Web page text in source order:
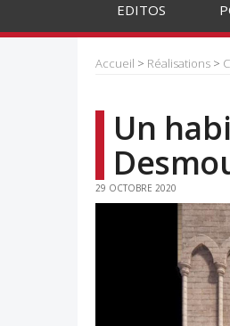
EDITOS
Accueil > Réalisations >
Un
29 OCTOBRE 2020